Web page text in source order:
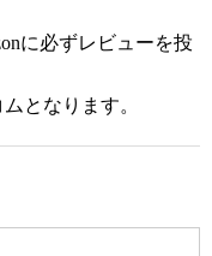
に必ずレビューを投
となります。